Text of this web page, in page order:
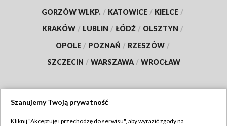
GORZÓW WLKP. / KATOWICE / KIELCE /
KRAKÓW / LUBLIN / ŁÓDŹ / OLSZTYN /
OPOLE / POZNAŃ / RZESZÓW /
SZCZECIN / WARSZAWA / WROCŁAW
Szanujemy Twoją prywatność
Kliknij "Akceptuję i przechodzę do serwisu", aby wyrazić zgody na